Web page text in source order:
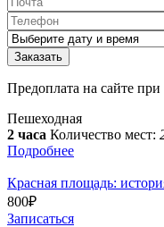
Предоплата на сайте
Пешеходная
2 часа Количество мест:
Подробнее
Красная площадь:
800₽
Записаться